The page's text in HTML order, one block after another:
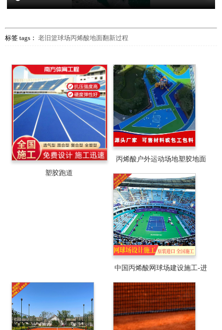
标签 tags： 老旧篮球场丙烯酸地面翻新过程
塑胶跑道
丙烯酸户外运动场地塑胶地面
系统/材料销售/工程施工与设计
中国丙烯酸网球场建设施工-进
口丙烯酸网球场材料厂家